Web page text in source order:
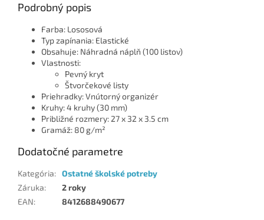
Podrobný popis
Farba: Lososová
Typ zapínania: Elastické
Obsahuje: Náhradná náplň (100 listov)
Vlastnosti:
Pevný kryt
Štvorčekové listy
Priehradky: Vnútorný organizér
Kruhy: 4 kruhy (30 mm)
Približné rozmery: 27 x 32 x 3.5 cm
Gramáž: 80 g/m²
Dodatočné parametre
Kategória: Ostatné školské potreby
Záruka:
2 roky
EAN: 8412688490677